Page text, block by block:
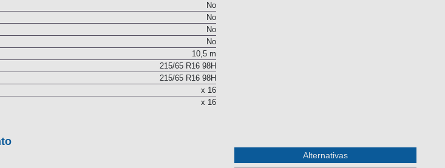
No
No
No
No
10,5 m
215/65 R16 98H
215/65 R16 98H
x 16
x 16
Alternativas